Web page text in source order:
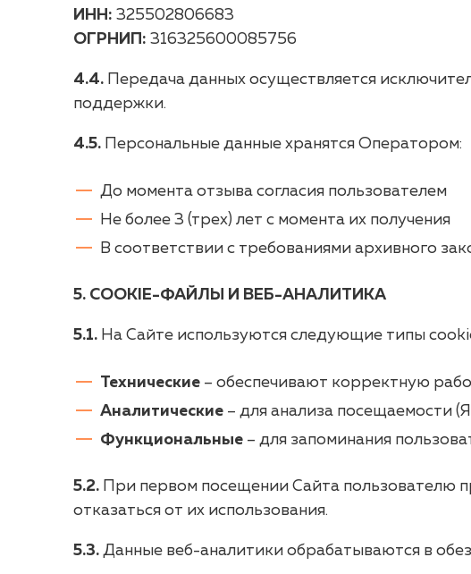
ИНН: 325502806683
ОГРНИП: 316325600085756
4.4. Передача данных осуществляется
поддержки.
4.5. Персональные данные хранятся Оператором:
До момента отзыва согласия пользователем
Не более 3 (трех) лет с момента их получения
В соответствии с требованиями архивного
5. COOKIE-ФАЙЛЫ И ВЕБ-АНАЛИТИКА
5.1. На Сайте используются следующие типы
Технические – обеспечивают корректную
Аналитические – для анализа посещаемости
Функциональные – для запоминания
5.2. При первом посещении Сайта пользователю
отказаться от их использования.
5.3. Данные веб-аналитики обрабатываются в